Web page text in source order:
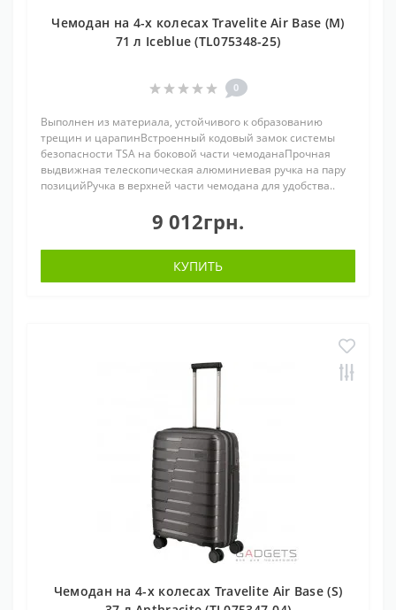
Чемодан на 4-х колесах Travelite Air Base (M)
71 л Iceblue (TL075348-25)
0
Выполнен из материала, устойчивого к образованию
трещин и царапинВстроенный кодовый замок системы
безопасности TSA на боковой части чемоданаПрочная
выдвижная телескопическая алюминиевая ручка на пару
позицийРучка в верхней части чемодана для удобства..
9 012грн.
КУПИТЬ
Чемодан на 4-х колесах Travelite Air Base (S)